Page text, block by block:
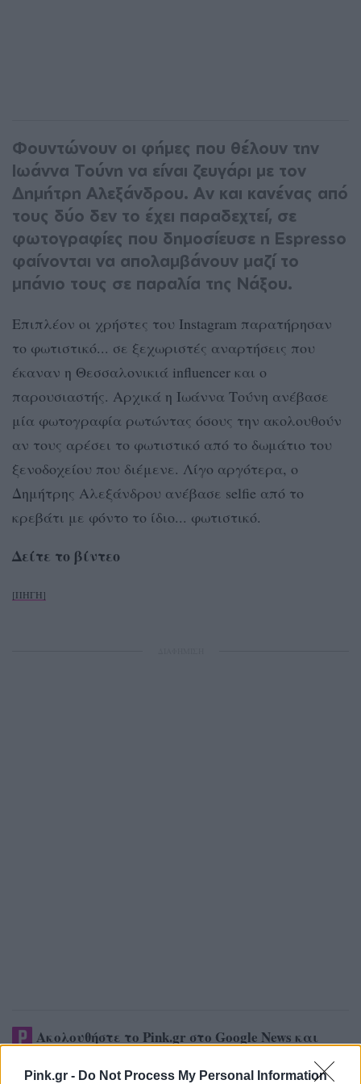
Pink.gr - Do Not Process My Personal Information
Φουντώνουν οι φήμες που θέλουν την
Ιωάννα Τούνη να είναι ζευγάρι με τον
Δημήτρη Αλεξάνδρου. Αν και κανένας από
τους δύο δεν το έχει παραδεχτεί, σε
φωτογραφίες που δημοσίευσε η Espresso
φαίνονται να απολαμβάνουν μαζί το
μπάνιο τους σε παραλία της Νάξου.
Επιπλέον οι χρήστες του Instagram παρατήρησαν
το φωτιστικό... σε ξεχωριστές αναρτήσεις που
έκαναν η Θεσσαλονικιά influencer και ο
παρουσιαστής. Αρχικά η Ιωάννα Τούνη ανέβασε
μία φωτογραφία ρωτώντας όσους την ακολουθούν
αν τους αρέσει το φωτιστικό από το δωμάτιο του
ξενοδοχείου που διέμενε. Λίγο αργότερα, ο
Δημήτρης Αλεξάνδρου ανέβασε selfie από το
κρεβάτι με φόντο το ίδιο... φωτιστικό.
Δείτε το βίντεο
[ΠΗΓΗ]
Ακολουθήστε το Pink.gr στο Google News και